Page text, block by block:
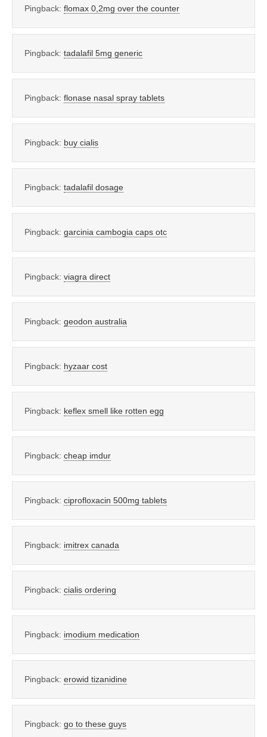
Pingback: flomax 0,2mg over the counter
Pingback: tadalafil 5mg generic
Pingback: flonase nasal spray tablets
Pingback: buy cialis
Pingback: tadalafil dosage
Pingback: garcinia cambogia caps otc
Pingback: viagra direct
Pingback: geodon australia
Pingback: hyzaar cost
Pingback: keflex smell like rotten egg
Pingback: cheap imdur
Pingback: ciprofloxacin 500mg tablets
Pingback: imitrex canada
Pingback: cialis ordering
Pingback: imodium medication
Pingback: erowid tizanidine
Pingback: go to these guys